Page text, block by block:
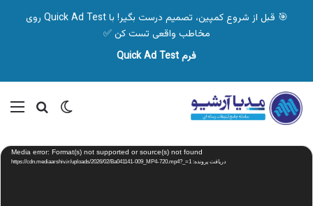
🎯 قبل از شروع کمپین، تصمیم درست بگیر! با Quick Ad Test روی
مخاطب واقعی تست کن ✅
فرم Quick Ad Test
تغییر پوسته
نمایشگر
ویدیو Media error: Format(s) not supported or source(s) not found
دریافت پرونده: https://cdn.mediaarshiv.ir/uploads/2026/02/Ba041141-009_MP4-720.mp4?_=1